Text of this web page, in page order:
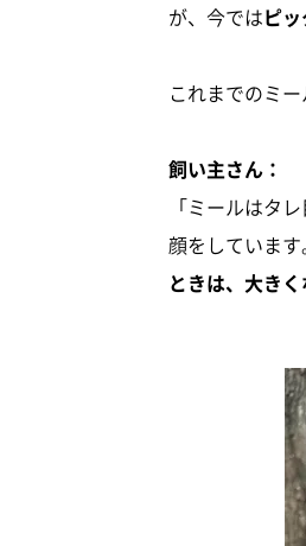
が、今ではピ
これまでのミ
飼い主さん：
「ミールはタ
顔をしています
ときは、大き